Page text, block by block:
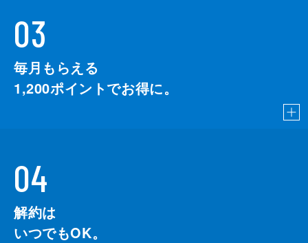
03
毎月もらえる
1,200ポイントでお得に。
04
解約は
いつでもOK。